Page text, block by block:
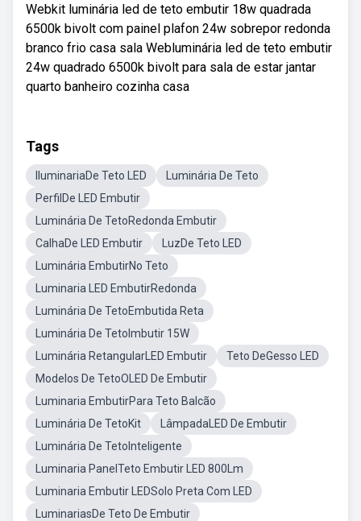
Webkit luminária led de teto embutir 18w quadrada
6500k bivolt com painel plafon 24w sobrepor redonda
branco frio casa sala Webluminária led de teto embutir
24w quadrado 6500k bivolt para sala de estar jantar
quarto banheiro cozinha casa
Tags
IluminariaDe Teto LED
Luminária De Teto
PerfilDe LED Embutir
Luminária De TetoRedonda Embutir
CalhaDe LED Embutir
LuzDe Teto LED
Luminária EmbutirNo Teto
Luminaria LED EmbutirRedonda
Luminária De TetoEmbutida Reta
Luminária De TetoImbutir 15W
Luminária RetangularLED Embutir
Teto DeGesso LED
Modelos De TetoOLED De Embutir
Luminaria EmbutirPara Teto Balcão
Luminária De TetoKit
LâmpadaLED De Embutir
Luminária De TetoInteligente
Luminaria PanelTeto Embutir LED 800Lm
Luminaria Embutir LEDSolo Preta Com LED
LuminariasDe Teto De Embutir